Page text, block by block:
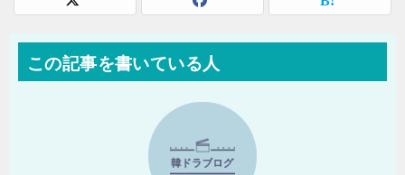
この記事を書いている人